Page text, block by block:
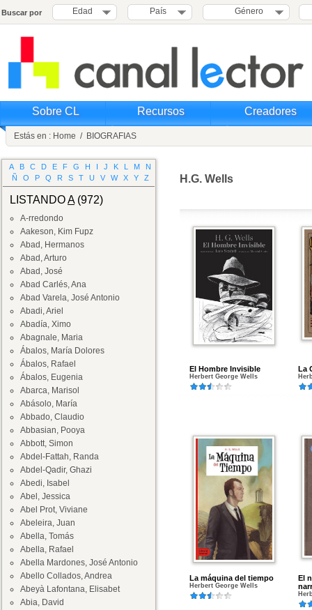
Buscar por Edad País Género
Sobre CL Recursos Creadores
Estás en : Home / BIOGRAFIAS
A B C D E F G H I J K L M
N
Ñ
O P Q R S T U V W X Y Z
LISTANDOA(972)
A-rredondo
Aakeson, Kim Fupz
Abad, Hermanos
Abad, Arturo
Abad, José
Abad Carlés, Ana
Abad Varela, José Antonio
Abadi, Ariel
Abadía, Ximo
Abagnale, Maria
Ábalos, María Dolores
Ábalos, Rafael
Ábalos, Eugenia
Abarca, Marisol
Abásolo, María
Abbado, Claudio
Abbasian, Pooya
Abbott, Simon
Abdel-Fattah, Randa
Abdel-Qadir, Ghazi
Abedi, Isabel
Abel, Jessica
Abel Prot, Viviane
Abeleira, Juan
Abella, Tomás
Abella, Rafael
Abella Mardones, José Antonio
Abello Collados, Andrea
Abeyà Lafontana, Elisabet
Abia, David
H.G. Wells
El Hombre Invisible
Herbert George Wells
La
La máquina del tiempo
Herbert George Wells
El